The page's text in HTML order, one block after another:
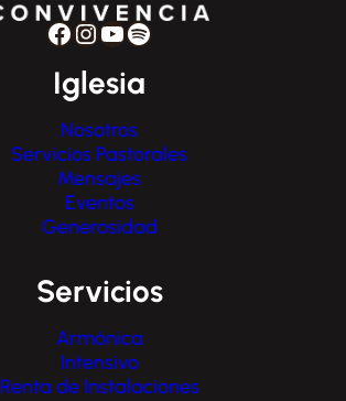
Facebook InstagramYouTube Spotify
Iglesia
Nosotros
Servicios Pastorales
Mensajes
Eventos
Generosidad
Servicios
Armónica
Intensivo
Renta de Instalaciones